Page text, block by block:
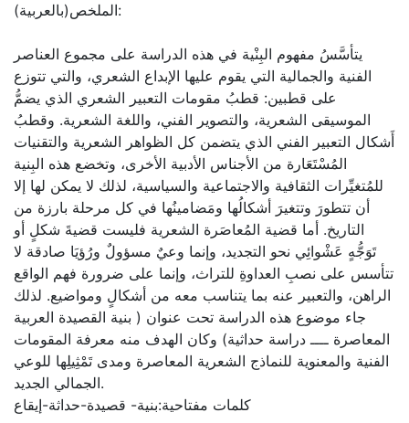
الملخص(بالعربية):
يتأسَّسُ مفهوم البِنْية في هذه الدراسة على مجموع العناصر
الفنية والجمالية التي يقوم عليها الإبداع الشعري، والتي تتوزع
على قطبين: قطبُ مقومات التعبير الشعري الذي يضمُّ
الموسيقى الشعرية، والتصوير الفني، واللغة الشعرية. وقطبُ
أَشكال التعبير الفني الذي يتضمن كل الظواهر الشعرية والتقنيات
المُسْتَعَارة من الأجناس الأدبية الأخرى، وتخضع هذه البِنية
للمُتغيِّرات الثقافية والاجتماعية والسياسية، لذلك لا يمكن لها إلا
أن تتطورَ وتتغيرَ أشكالُها ومَضامينُها في كل مرحلة بارزة من
التاريخ. أما قضية المُعاصَرة الشعرية فليست قضيةَ شكلٍ أو
تَوَجُّهٍ عَشْوائِي نحو التجديد، وإنما وعيٌ مسؤولٌ ورُؤيَا صادقة لا
تتأسس على نصبِ العداوةِ للتراث، وإنما على ضرورة فهم الواقع
الراهن، والتعبير عنه بما يتناسب معه من أشكالٍ ومواضيع. لذلك
جاء موضوع هذه الدراسة تحت عنوان ( بنية القصيدة العربية
المعاصرة ــــ دراسة حداثية) وكان الهدف منه معرفة المقومات
الفنية والمعنوية للنماذج الشعرية المعاصرة ومدى تَمْثِيلِها للوعي
الجمالي الجديد.
كلمات مفتاحية:بنية- قصيدة-حداثة-إيقاع